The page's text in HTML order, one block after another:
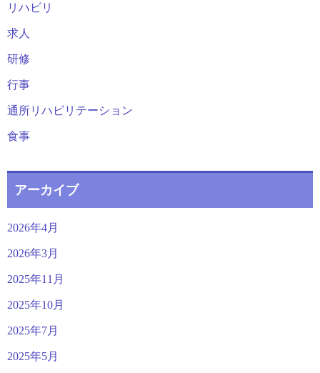
リハビリ
求人
研修
行事
通所リハビリテーション
食事
アーカイブ
2026年4月
2026年3月
2025年11月
2025年10月
2025年7月
2025年5月